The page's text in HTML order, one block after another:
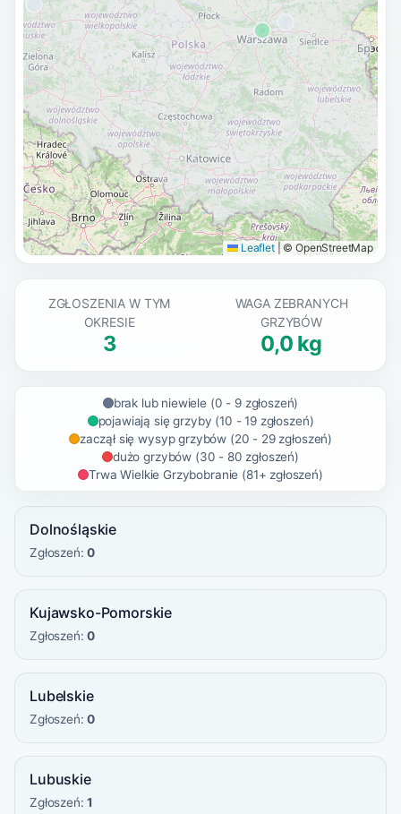
Leaflet © OpenStreetMap
ZGŁOSZENIA W TYM
OKRESIE
3
WAGA ZEBRANYCH
GRZYBÓW
0,0 kg
brak lub niewiele (0 - 9 zgłoszeń)
pojawiają się grzyby (10 - 19 zgłoszeń)
zaczął się wysyp grzybów (20 - 29 zgłoszeń)
dużo grzybów (30 - 80 zgłoszeń)
Trwa Wielkie Grzybobranie (81+ zgłoszeń)
Dolnośląskie
Zgłoszeń:0
Kujawsko-Pomorskie
Zgłoszeń:0
Lubelskie
Zgłoszeń:0
Lubuskie
Zgłoszeń:1